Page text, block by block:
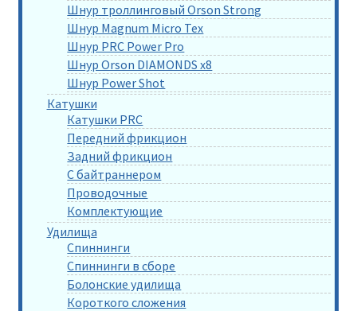
Шнур троллинговый Orson Strong
Шнур Magnum Micro Tex
Шнур PRC Power Pro
Шнур Orson DIAMONDS x8
Шнур Power Shot
Катушки
Катушки PRC
Передний фрикцион
Задний фрикцион
С байтраннером
Проводочные
Комплектующие
Удилища
Спиннинги
Спиннинги в сборе
Болонские удилища
Короткого сложения